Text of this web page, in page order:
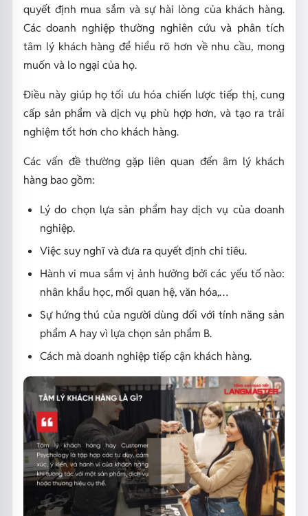
quyết định mua sắm và sự hài lòng của khách hàng.
Các doanh nghiệp thường nghiên cứu và phân tích
tâm lý khách hàng để hiểu rõ hơn về nhu cầu, mong
muốn và lo ngại của họ.
Điều này giúp họ tối ưu hóa chiến lược tiếp thị, cung
cấp sản phẩm và dịch vụ phù hợp hơn, và tạo ra trải
nghiệm tốt hơn cho khách hàng.
Các vấn đề thường gặp liên quan đến âm lý khách
hàng bao gồm:
Lý do chọn lựa sản phẩm hay dịch vụ của doanh
nghiệp.
Việc suy nghĩ và đưa ra quyết định chi tiêu.
Hành vi mua sắm vị ảnh hưởng bởi các yếu tố nào:
nhân khẩu học, mối quan hệ, văn hóa,…
Sự hứng thú của người dùng đối với tính năng sản
phẩm A hay vì lựa chọn sản phẩm B.
Cách mà doanh nghiệp tiếp cận khách hàng.